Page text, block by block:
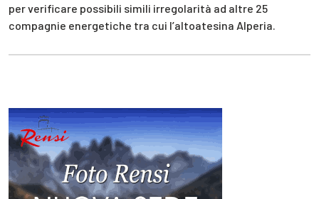
per verificare possibili simili irregolarità ad altre 25
compagnie energetiche tra cui l’altoatesina Alperia.